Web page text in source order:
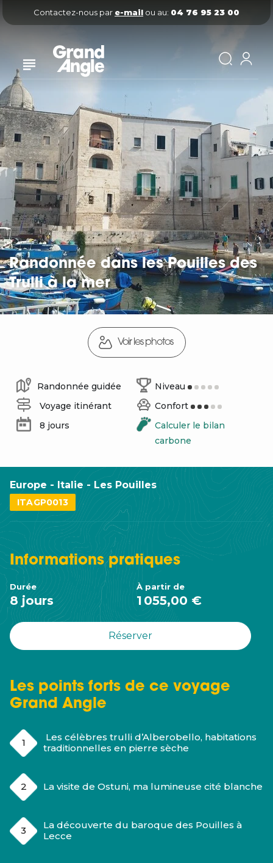
Contactez-nous par e-mail ou au: 04 76 95 23 00
Randonnée dans les Pouilles des
Trulli à la mer
Randonnée guidée
Voyage itinérant
8 jours
Niveau
Confort
Calculer le bilan
carbone
Voir les photos
Europe - Italie - Les Pouilles
ITAGP0013
Les points forts de ce voyage
Grand Angle
Les célèbres trulli d’Alberobello, habitations
traditionnelles en pierre sèche
La visite de Ostuni, ma lumineuse cité blanche
La découverte du baroque des Pouilles à
Lecce
Informationspratiques
Durée
8 jours
À partir de
1 055,00 €
Réserver